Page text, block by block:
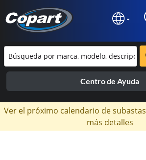
Centro de Ayuda
Ver el próximo calendario de subastas
más detalles